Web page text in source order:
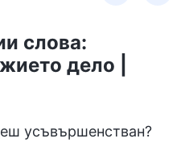
слова:
дело |
усъвършенстван?